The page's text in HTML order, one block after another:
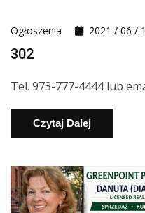
Ogłoszenia 2021 / 06 /
302
Tel. 973-777-4444 lub
Czytaj Dalej